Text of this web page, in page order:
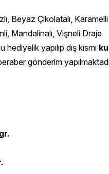
Beyaz Çikolatalı,
Mandalinalı, Vişneli Draje
yapılıp dış kısmı
gönderim